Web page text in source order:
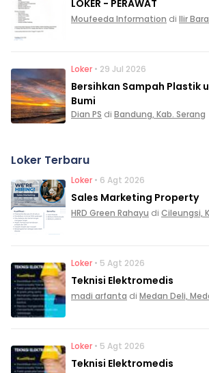
LOKER - PERAWAT
Moufeeda Information di Ilir
Loker • 29 Jul 2026
Bersihkan Sampah Plastik
Bumi
Dian PS di Bandung, Kab. Serang
Loker Terbaru
Loker • 6 Agt 2026
Sales Marketing Property
HRD Green Rahayu di Cileungsi,
Loker • 5 Agt 2026
Teknisi Elektromedis
madi arfanta di Medan Deli,
Loker • 5 Agt 2026
Teknisi Elektromedis